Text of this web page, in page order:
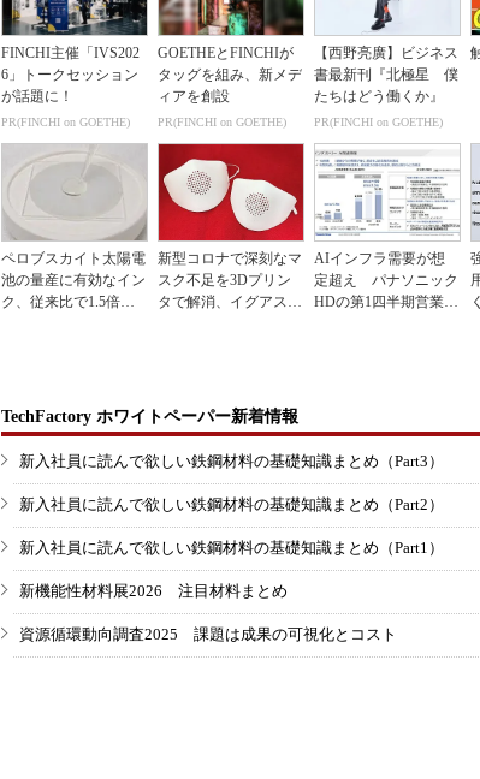
FINCHI主催「IVS202
6」トークセッション
が話題に！
PR(FINCHI on GOETHE)
GOETHEとFINCHIが
タッグを組み、新メデ
ィアを創設
PR(FINCHI on GOETHE)
【西野亮廣】ビジネス
書最新刊『北極星 僕
たちはどう働くか』
PR(FINCHI on GOETHE)
ペロブスカイト太陽電
池の量産に有効なイン
ク、従来比で1.5倍の
新型コロナで深刻なマ
スク不足を3Dプリン
タで解消、イグアスが
AIインフラ需要が想
定超え パナソニック
HDの第1四半期営業利
TechFactory ホワイトペーパー新着情報
新入社員に読んで欲しい鉄鋼材料の基礎知識まとめ（Part3）
新入社員に読んで欲しい鉄鋼材料の基礎知識まとめ（Part2）
新入社員に読んで欲しい鉄鋼材料の基礎知識まとめ（Part1）
新機能性材料展2026 注目材料まとめ
資源循環動向調査2025 課題は成果の可視化とコスト